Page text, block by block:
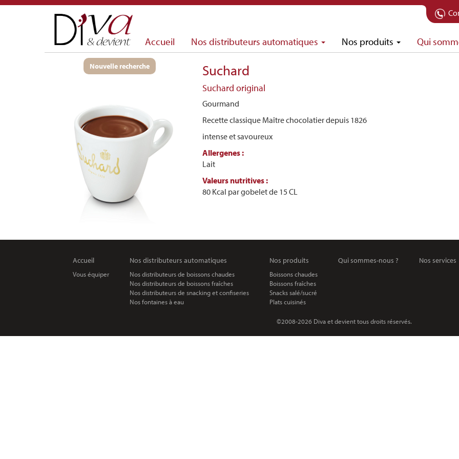
Accueil Nos distributeurs automatiques Nos produits Qui
Nouvelle recherche Suchard
Suchard original
Gourmand
Recette classique Maître chocolatier depuis 1826
intense et savoureux
Allergenes :
Lait
Valeurs nutritives :
80 Kcal par gobelet de 15 CL
Accueil
Vous équiper
Nos distributeurs automatiques
Nos distributeurs de boissons chaudes
Nos distributeurs de boissons fraîches
Nos distributeurs de snacking et confiseries
Nos fontaines à eau
Nos produits
Boissons chaudes
Boissons fraîches
Snacks salé/sucré
Plats cuisinés
Qui sommes-nous ? Nos services
©2008-2026 Diva et devient tous droits réservés.